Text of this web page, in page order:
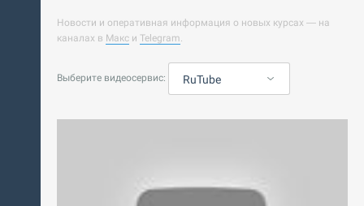
Новости и оперативная информация о новых курсах — на
каналах в Макс и Telegram.
Выберите видеосервис: RuTube